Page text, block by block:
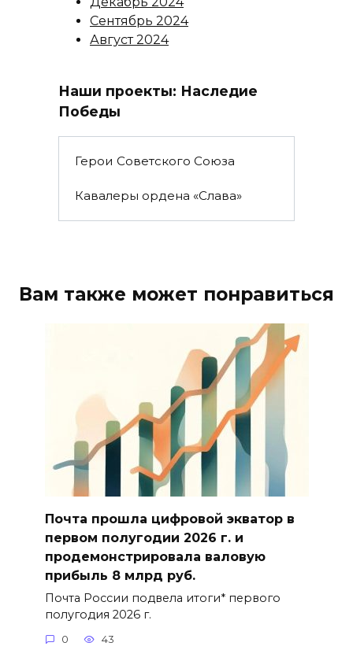
Сентябрь 2024
Август 2024
Наши проекты: Наследие
Победы
Герои Советского Союза
Кавалеры ордена «Слава»
Вам также может понравиться
Почта прошла цифровой экватор в
первом полугодии 2026 г. и
продемонстрировала валовую
прибыль 8 млрд руб.
Почта России подвела итоги* первого
полугодия 2026 г.
0 43